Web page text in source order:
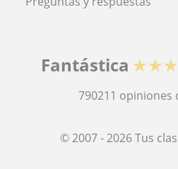
Fantástica
790211 opiniones
© 2007 - 2026 Tus